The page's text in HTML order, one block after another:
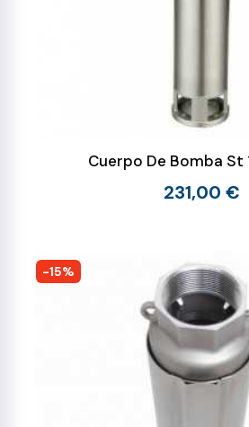
Cuerpo De Bomba St
231,00 €
-15%